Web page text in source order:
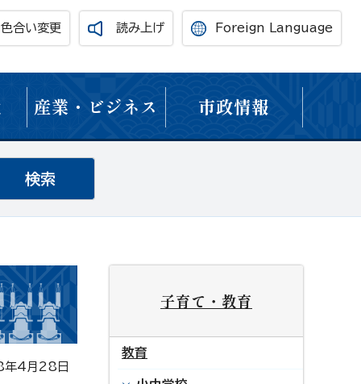
色合い変更 読み上げ Foreign Language
産業・ビジネス 市政情報
4月28日
子育て・教育
教育